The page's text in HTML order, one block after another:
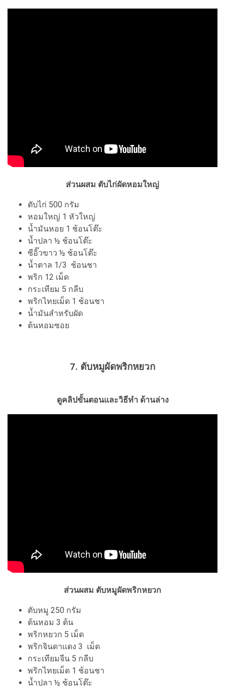
ส่วนผสม ตับไก่ผัดหอมใหญ่
ตับไก่ 500 กรัม
หอมใหญ่ 1 หัวใหญ่
น้ำมันหอย 1 ช้อนโต๊ะ
น้ำปลา ½ ช้อนโต๊ะ
ซีอิ๊วขาว ½ ช้อนโต๊ะ
น้ำตาล 1/3 ช้อนชา
พริก 12 เม็ด
กระเทียม 5 กลีบ
พริกไทยเม็ด 1 ช้อนชา
น้ำมันสำหรับผัด
ต้นหอมซอย
7. ตับหมูผัดพริกหยวก
ดูคลิปขั้นตอนและวิธีทำ ด้านล่าง
ส่วนผสม ตับหมูผัดพริกหยวก
ตับหมู 250 กรัม
ต้นหอม 3 ต้น
พริกหยวก 5 เม็ด
พริกจินดาแดง 3 เม็ด
กระเทียมจีน 5 กลีบ
พริกไทยเม็ด 1 ช้อนชา
น้ำปลา ½ ช้อนโต๊ะ